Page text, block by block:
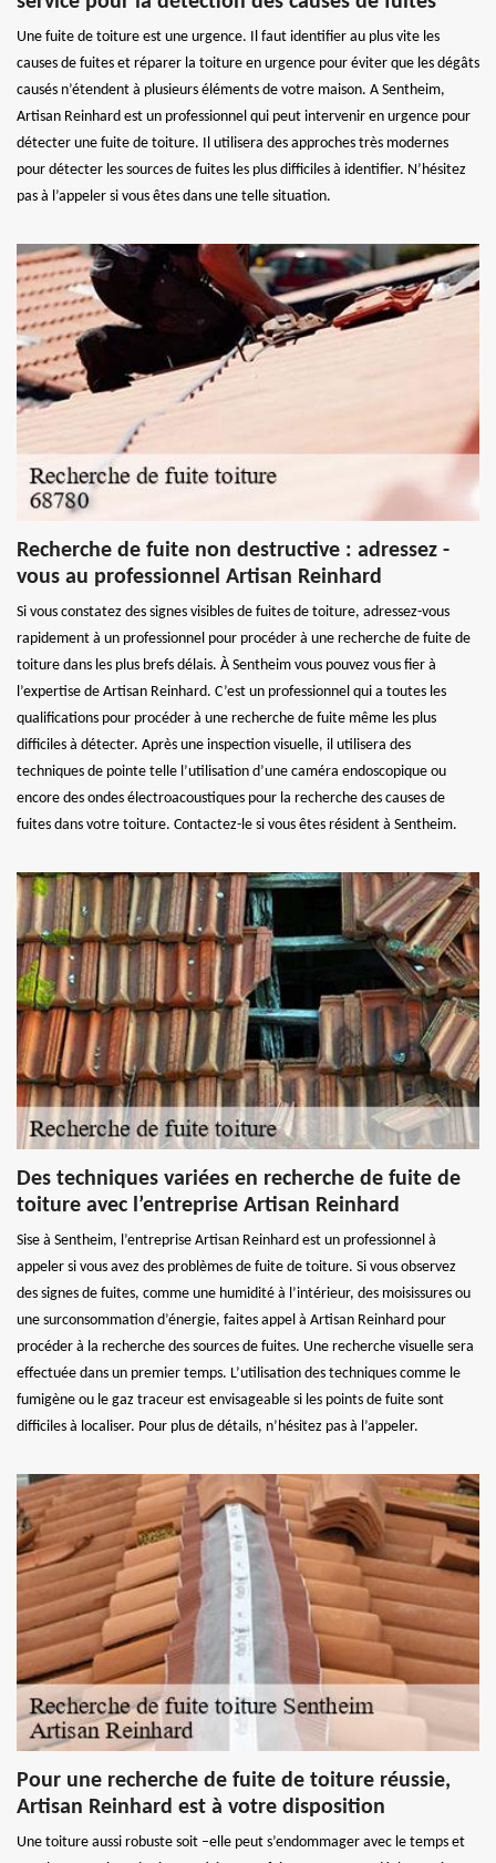
Une fuite de toiture est une urgence. Il faut identifier au plus vite les
causes de fuites et réparer la toiture en urgence pour éviter que les dégâts
causés n’étendent à plusieurs éléments de votre maison. A Sentheim,
Artisan Reinhard est un professionnel qui peut intervenir en urgence pour
détecter une fuite de toiture. Il utilisera des approches très modernes
pour détecter les sources de fuites les plus difficiles à identifier. N’hésitez
pas à l’appeler si vous êtes dans une telle situation.
Recherche de fuite non destructive : adressez -
vous au professionnel Artisan Reinhard
Si vous constatez des signes visibles de fuites de toiture, adressez-vous
rapidement à un professionnel pour procéder à une recherche de fuite de
toiture dans les plus brefs délais. À Sentheim vous pouvez vous fier à
l’expertise de Artisan Reinhard. C’est un professionnel qui a toutes les
qualifications pour procéder à une recherche de fuite même les plus
difficiles à détecter. Après une inspection visuelle, il utilisera des
techniques de pointe telle l’utilisation d’une caméra endoscopique ou
encore des ondes électroacoustiques pour la recherche des causes de
fuites dans votre toiture. Contactez-le si vous êtes résident à Sentheim.
Des techniques variées en recherche de fuite de
toiture avec l’entreprise Artisan Reinhard
Sise à Sentheim, l’entreprise Artisan Reinhard est un professionnel à
appeler si vous avez des problèmes de fuite de toiture. Si vous observez
des signes de fuites, comme une humidité à l’intérieur, des moisissures ou
une surconsommation d’énergie, faites appel à Artisan Reinhard pour
procéder à la recherche des sources de fuites. Une recherche visuelle sera
effectuée dans un premier temps. L’utilisation des techniques comme le
fumigène ou le gaz traceur est envisageable si les points de fuite sont
difficiles à localiser. Pour plus de détails, n’hésitez pas à l’appeler.
Pour une recherche de fuite de toiture réussie,
Artisan Reinhard est à votre disposition
Une toiture aussi robuste soit –elle peut s’endommager avec le temps et